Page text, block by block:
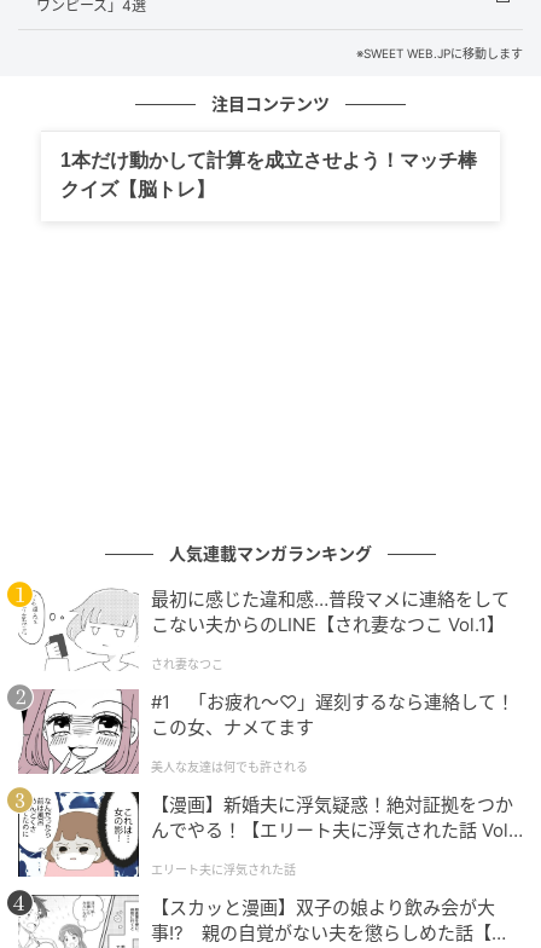
[2,382円] SHEIN プルオーバー
ざっくりプルオーバーは、ランジェリードレスみたい
な甘さ増し増しのアイテムに合わせたい。プルオーバ
ー ¥2,382（SHEIN）
[2,200円] ゴールディ リボンチャーム
ワンピース」4選
※SWEET WEB.JPに移動します
注目コンテンツ
1本だけ動かして計算を成立させよう！マッチ棒
クイズ【脳トレ】
人気連載マンガランキング
最初に感じた違和感…普段マメに連絡をして
こない夫からのLINE【され妻なつこ Vol.1】
され妻なつこ
#1 「お疲れ〜♡」遅刻するなら連絡して！
この女、ナメてます
美人な友達は何でも許される
【漫画】新婚夫に浮気疑惑！絶対証拠をつか
んでやる！【エリート夫に浮気された話 Vol.
エリート夫に浮気された話
【スカッと漫画】双子の娘より飲み会が大
事!? 親の自覚がない夫を懲らしめた話【第1